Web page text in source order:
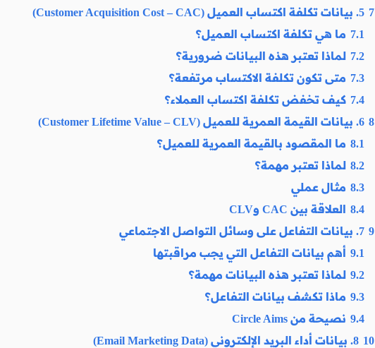
7 5. بيانات تكلفة اكتساب العميل (Customer Acquisition Cost – CAC)
7.1 ما هي تكلفة اكتساب العميل؟
7.2 لماذا تعتبر هذه البيانات ضرورية؟
7.3 متى تكون تكلفة الاكتساب مرتفعة؟
7.4 كيف تخفض تكلفة اكتساب العملاء؟
8 6. بيانات القيمة العمرية للعميل (Customer Lifetime Value – CLV)
8.1 ما المقصود بالقيمة العمرية للعميل؟
8.2 لماذا تعتبر مهمة؟
8.3 مثال عملي
8.4
العلاقة بين CAC وCLV
9 7. بيانات التفاعل على وسائل التواصل الاجتماعي
9.1
أهم بيانات التفاعل التي يجب مراقبتها
9.2 لماذا تعتبر هذه البيانات مهمة؟
9.3 ماذا تكشف بيانات التفاعل؟
9.4 نصيحة من Circle Aims
10 8. بيانات أداء البريد الإلكتروني (Email Marketing Data)